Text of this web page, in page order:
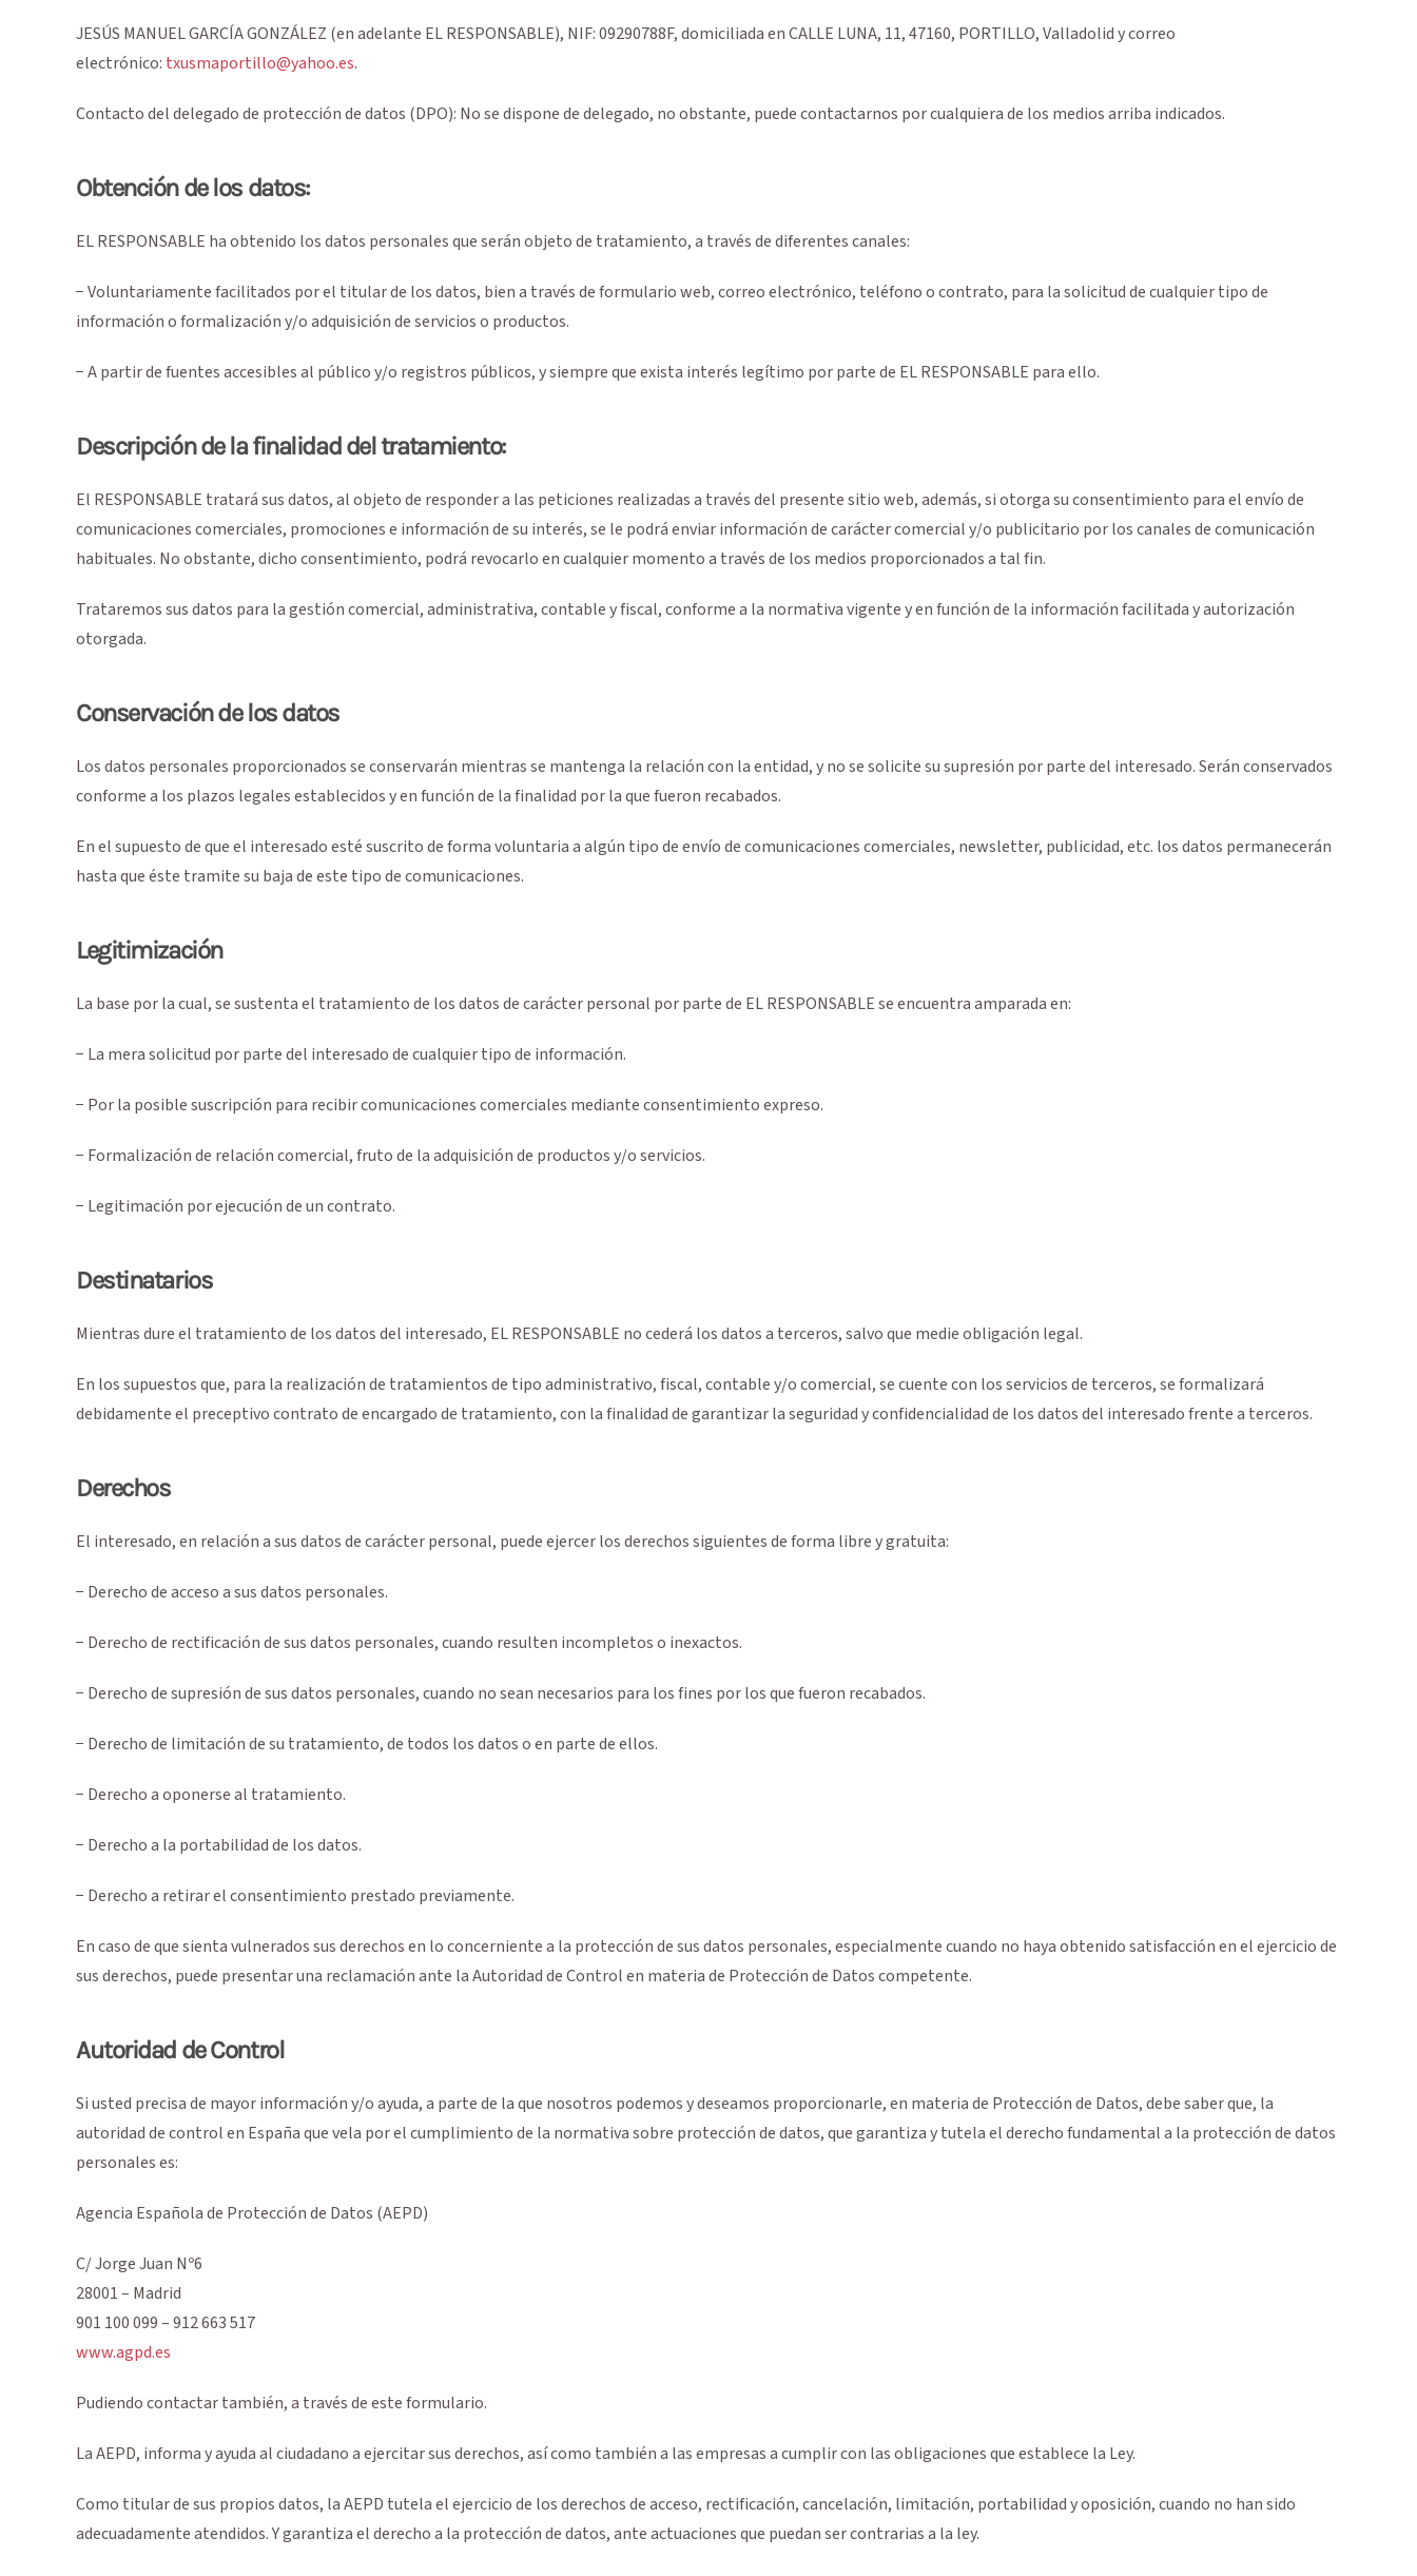
JESÚS MANUEL GARCÍA GONZÁLEZ (en adelante EL RESPONSABLE), NIF:09290788F, domiciliada enCALLE LUNA, 11,47160, PORTILLO,Valladolidy correo
electrónico: txusmaportillo@yahoo.es.
Contacto del delegado de protección de datos (DPO): No se dispone de delegado, no obstante, puede contactarnos por cualquiera de los medios arriba indicados.
Obtención de los datos:
EL RESPONSABLE ha obtenido los datos personales que serán objeto de tratamiento, a través de diferentes canales:
− Voluntariamente facilitados por el titular de los datos, bien a través de formulario web, correo electrónico, teléfono o contrato, para la solicitud de cualquier tipo de
información o formalización y/o adquisición de servicios o productos.
− A partir de fuentes accesibles al público y/o registros públicos, y siempre que exista interés legítimo por parte de EL RESPONSABLE para ello.
Descripción de la finalidad del tratamiento:
El RESPONSABLE tratará sus datos, al objeto de responder a las peticiones realizadas a través del presente sitio web, además, si otorga su consentimiento para el envío de
comunicaciones comerciales, promociones e información de su interés, se le podrá enviar información de carácter comercial y/o publicitario por los canales de comunicación
habituales. No obstante, dicho consentimiento, podrá revocarlo en cualquier momento a través de los medios proporcionados a tal fin.
Trataremos sus datos para la gestión comercial, administrativa, contable y fiscal, conforme a la normativa vigente y en función de la información facilitada y autorización
otorgada.
Conservación de los datos
Los datos personales proporcionados se conservarán mientras se mantenga la relación con la entidad, y no se solicite su supresión por parte del interesado. Serán conservados
conforme a los plazos legales establecidos y en función de la finalidad por la que fueron recabados.
En el supuesto de que el interesado esté suscrito de forma voluntaria a algún tipo de envío de comunicaciones comerciales, newsletter, publicidad, etc. los datos permanecerán
hasta que éste tramite su baja de este tipo de comunicaciones.
Legitimización
La base por la cual, se sustenta el tratamiento de los datos de carácter personal por parte de EL RESPONSABLE se encuentra amparada en:
− La mera solicitud por parte del interesado de cualquier tipo de información.
− Por la posible suscripción para recibir comunicaciones comerciales mediante consentimiento expreso.
− Formalización de relación comercial, fruto de la adquisición de productos y/o servicios.
− Legitimación por ejecución de un contrato.
Destinatarios
Mientras dure el tratamiento de los datos del interesado, EL RESPONSABLE no cederá los datos a terceros, salvo que medie obligación legal.
En los supuestos que, para la realización de tratamientos de tipo administrativo, fiscal, contable y/o comercial, se cuente con los servicios de terceros, se formalizará
debidamente el preceptivo contrato de encargado de tratamiento, con la finalidad de garantizar la seguridad y confidencialidad de los datos del interesado frente a terceros.
Derechos
El interesado, en relación a sus datos de carácter personal, puede ejercer los derechos siguientes de forma libre y gratuita:
− Derecho de acceso a sus datos personales.
− Derecho de rectificación de sus datos personales, cuando resulten incompletos o inexactos.
− Derecho de supresión de sus datos personales, cuando no sean necesarios para los fines por los que fueron recabados.
− Derecho de limitación de su tratamiento, de todos los datos o en parte de ellos.
− Derecho a oponerse al tratamiento.
− Derecho a la portabilidad de los datos.
− Derecho a retirar el consentimiento prestado previamente.
En caso de que sienta vulnerados sus derechos en lo concerniente a la protección de sus datos personales, especialmente cuando no haya obtenido satisfacción en el ejercicio de
sus derechos, puede presentar una reclamación ante la Autoridad de Control en materia de Protección de Datos competente.
Autoridad de Control
Si usted precisa de mayor información y/o ayuda, a parte de la que nosotros podemos y deseamos proporcionarle, en materia de Protección de Datos, debe saber que, la
autoridad de control en España que vela por el cumplimiento de la normativa sobre protección de datos, que garantiza y tutela el derecho fundamental a la protección de datos
personales es:
Agencia Española de Protección de Datos (AEPD)
C/ Jorge Juan Nº6
28001 – Madrid
901 100 099 – 912 663 517
www.agpd.es
Pudiendo contactar también, a través de este formulario.
La AEPD, informa y ayuda al ciudadano a ejercitar sus derechos, así como también a las empresas a cumplir con las obligaciones que establece la Ley.
Como titular de sus propios datos, la AEPD tutela el ejercicio de los derechos de acceso, rectificación, cancelación, limitación, portabilidad y oposición, cuando no han sido
adecuadamente atendidos. Y garantiza el derecho a la protección de datos, ante actuaciones que puedan ser contrarias a la ley.